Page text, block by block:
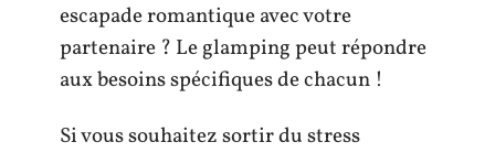
escapade romantique avec votre
partenaire ? Le glamping peut répondre
aux besoins spécifiques de chacun !
Si vous souhaitez sortir du stress